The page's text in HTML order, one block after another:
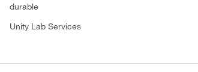
durable
Unity Lab Services